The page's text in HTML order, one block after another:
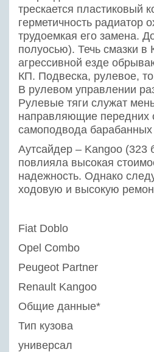
трескается пластиковый
герметичность радиатор
трудоемкая его замена.
полуосью). Течь смазки в
агрессивной езде
КП. Подвеска, рулевое,
В рулевом управлении
Рулевые тяги служат
направляющие передних
самоподвода
Аутсайдер – Kangoo (323
повлияла высокая
надежность. Однако
ходовую и высокую
Fiat Doblo
Opel Combo
Peugeot Partner
Renault Kangoo
Общие данные*
Тип кузова
универсал